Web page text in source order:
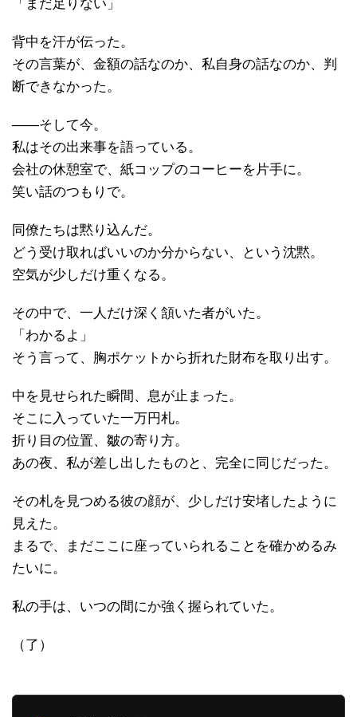
「まだ足りない」
背中を汗が伝った。
その言葉が、金額の話なのか、私自身の話なのか、判
断できなかった。
――そして今。
私はその出来事を語っている。
会社の休憩室で、紙コップのコーヒーを片手に。
笑い話のつもりで。
同僚たちは黙り込んだ。
どう受け取ればいいのか分からない、という沈黙。
空気が少しだけ重くなる。
その中で、一人だけ深く頷いた者がいた。
「わかるよ」
そう言って、胸ポケットから折れた財布を取り出す。
中を見せられた瞬間、息が止まった。
そこに入っていた一万円札。
折り目の位置、皺の寄り方。
あの夜、私が差し出したものと、完全に同じだった。
その札を見つめる彼の顔が、少しだけ安堵したように
見えた。
まるで、まだここに座っていられることを確かめるみ
たいに。
私の手は、いつの間にか強く握られていた。
（了）